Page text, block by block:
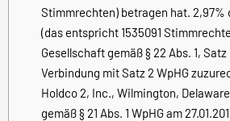
Stimmrechten) betragen hat. 2,97%
(das entspricht 1535091
Gesellschaft gemäß § 22 Abs. 1, Satz
Verbindung mit Satz 2 WpHG
Holdco 2, Inc., Wilmington,
gemäß § 21 Abs. 1 WpHG am